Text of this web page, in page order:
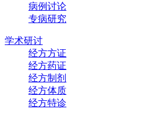
病例讨论
专病研究
学术研讨
经方方证
经方药证
经方制剂
经方体质
经方特诊